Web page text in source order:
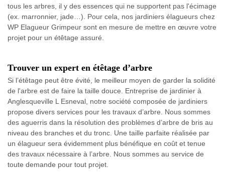
tous les arbres, il y des essences qui ne supportent pas l'écimage
(ex. marronnier, jade…). Pour cela, nos jardiniers élagueurs chez
WP Elagueur Grimpeur sont en mesure de mettre en œuvre votre
projet pour un étêtage assuré.
Trouver un expert en étêtage d’arbre
Si l’étêtage peut être évité, le meilleur moyen de garder la solidité
de l'arbre est de faire la taille douce. Entreprise de jardinier à
Anglesqueville L Esneval, notre société composée de jardiniers
propose divers services pour les travaux d’arbre. Nous sommes
des aguerris dans la résolution des problèmes d’arbre de bris au
niveau des branches et du tronc. Une taille parfaite réalisée par
un élagueur sera évidemment plus bénéfique en coût et tenue
des travaux nécessaire à l’arbre. Nous sommes au service de
toute demande pour tout projet.